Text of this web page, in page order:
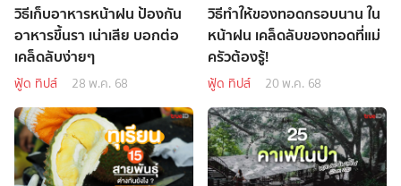
วิธีเก็บอาหารหน้าฝน ป้องกัน
อาหารขึ้นรา เน่าเสีย บอกต่อ
เคล็ดลับง่ายๆ
ฟู้ด ทิปส์ 28 พ.ค. 68
วิธีทำให้ของทอดกรอบนาน ใน
หน้าฝน เคล็ดลับของทอดที่แม่
ครัวต้องรู้!
ฟู้ด ทิปส์ 20 พ.ค. 68